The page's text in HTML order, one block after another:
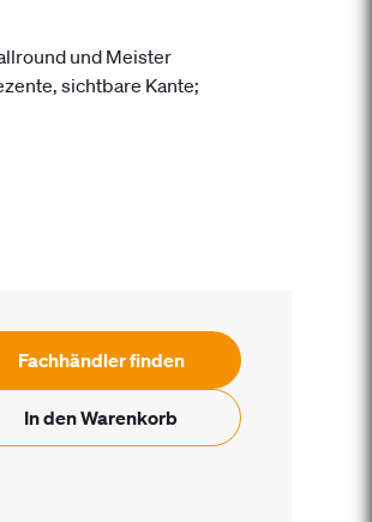
und Meister
sichtbare Kante;
Fachhändler finden
In den Warenkorb